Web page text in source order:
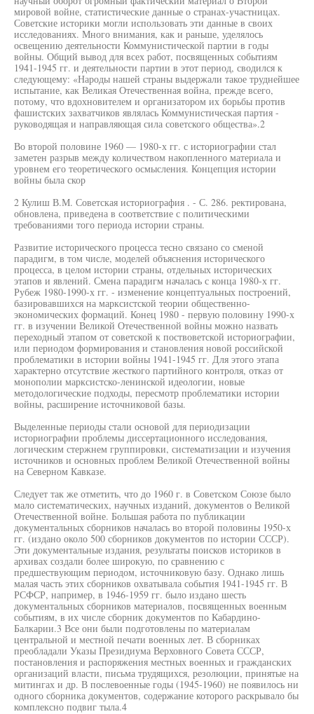
мировой войне, статистические данные о странах-участницах.
Советские историки могли использовать эти данные в своих
исследованиях. Много внимания, как и раньше, уделялось
освещению деятельности Коммунистической партии в годы
войны. Общий вывод для всех работ, посвященных событиям
1941-1945 гг. и деятельности партии в этот период, сводился к
следующему: «Народы нашей страны выдержали такое труднейшее
испытание, как Великая Отечественная война, прежде всего,
потому, что вдохновителем и организатором их борьбы против
фашистских захватчиков являлась Коммунистическая партия -
руководящая и направляющая сила советского общества».2
Во второй половине 1960 — 1980-х гг. с историографии стал
заметен разрыв между количеством накопленного материала и
уровнем его теоретического осмысления. Концепция истории
войны была скор
2 Кулиш В.М. Советская историография . - С. 286. ректирована,
обновлена, приведена в соответствие с политическими
требованиями того периода истории страны.
Развитие исторического процесса тесно связано со сменой
парадигм, в том числе, моделей объяснения исторического
процесса, в целом истории страны, отдельных исторических
этапов и явлений. Смена парадигм началась с конца 1980-х гг.
Рубеж 1980-1990-х гг. - изменение концептуальных построений,
базировавшихся на марксистской теории общественно-
экономических формаций. Конец 1980 - первую половину 1990-х
гг. в изучении Великой Отечественной войны можно назвать
переходный этапом от советской к поствоветской историографии,
или периодом формирования и становления новой российской
проблематики в истории войны 1941-1945 гг. Для этого этапа
характерно отсутствие жесткого партийного контроля, отказ от
монополии марксистско-ленинской идеологии, новые
методологические подходы, пересмотр проблематики истории
войны, расширение источниковой базы.
Выделенные периоды стали основой для периодизации
историографии проблемы диссертационного исследования,
логическим стержнем группировки, систематизации и изучения
источников и основных проблем Великой Отечественной войны
на Северном Кавказе.
Следует так же отметить, что до 1960 г. в Советском Союзе было
мало систематических, научных изданий, документов о Великой
Отечественной войне. Большая работа по публикации
документальных сборников началась во второй половины 1950-х
гг. (издано около 500 сборников документов по истории СССР).
Эти документальные издания, результаты поисков историков в
архивах создали более широкую, по сравнению с
предшествующим периодом, источниковую базу. Однако лишь
малая часть этих сборников охватывала события 1941-1945 гг. В
РСФСР, например, в 1946-1959 гг. было издано шесть
документальных сборников материалов, посвященных военным
событиям, в их числе сборник документов по Кабардино-
Балкарии.3 Все они были подготовлены по материалам
центральной и местной печати военных лет. В сборниках
преобладали Указы Президиума Верховного Совета СССР,
постановления и распоряжения местных военных и гражданских
организаций власти, письма трудящихся, резолюции, принятые на
митингах и др. В послевоенные годы (1945-1960) не появилось ни
одного сборника документов, содержание которого раскрывало бы
комплексно подвиг тыла.4